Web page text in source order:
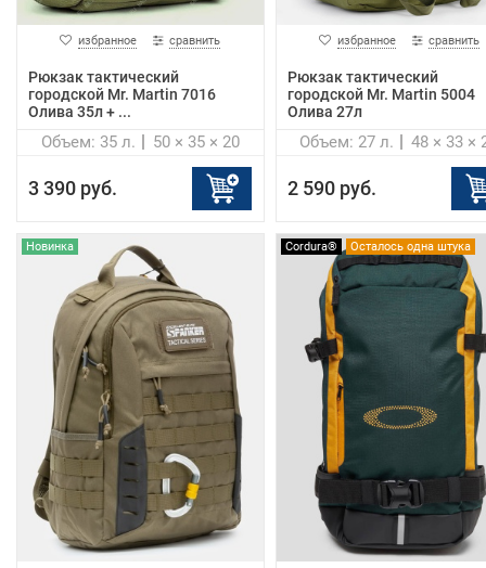
избранное сравнить
Рюкзак тактический
городской Mr. Martin 7016
Олива 35л + ...
50 × 35 × 20
Объем: 35 л.
3 390 руб.
избранное сравнить
Рюкзак тактический
городской Mr. Martin 5004
Олива 27л
48 × 33 ×
Объем: 27 л.
2 590 руб.
Новинка Cordura® Осталось одна штука